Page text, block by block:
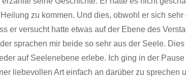
zu kommen. Und dies, obwohl er sich
er versucht hatte etwas auf der Ebene des
sprachen mir beide so sehr aus der Seele.
auf Seelenebene erlebe. Ich ging in der
liebevollen Art einfach an darüber zu sprechen